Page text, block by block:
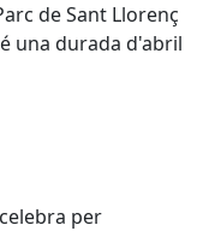
de Sant Llorenç
una durada d'abril
per